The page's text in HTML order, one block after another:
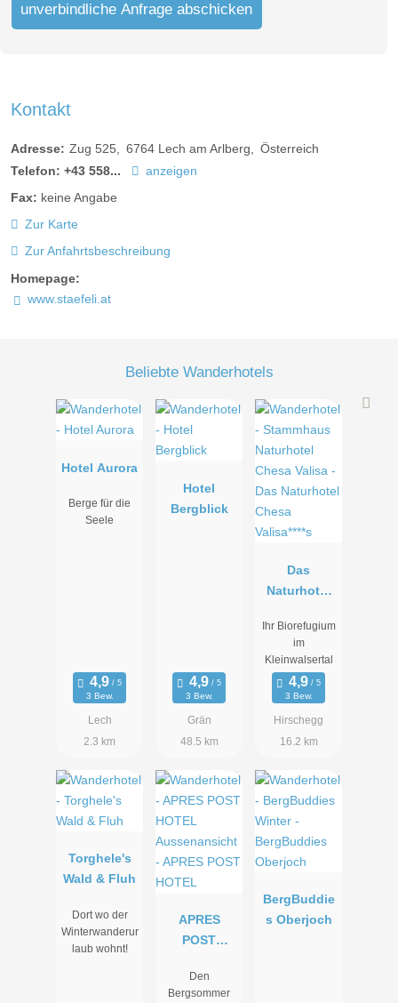
unverbindliche Anfrage abschicken
Kontakt
Adresse: Zug 525 6764 Lech am Arlberg
Österreich
Telefon: +43 558...
anzeigen
Fax: keine Angabe
Zur Karte
Zur Anfahrtsbeschreibung
Homepage:
www.staefeli.at
Beliebte Wanderhotels
Hotel Aurora
Berge für die
Seele
3 Bew.
Lech
2.3 km
Hotel
Bergblick
3 Bew.
Grän
48.5 km
Das
Naturhotel
Valisa****s
Ihr Biorefugium
im
Kleinwalsertal
3 Bew.
Hirschegg
16.2 km
Torghele's
Wald & Fluh
Dort wo der
Winterwanderur
laub wohnt!
APRES
POST
Den
Bergsommer
BergBuddie
s Oberjoch